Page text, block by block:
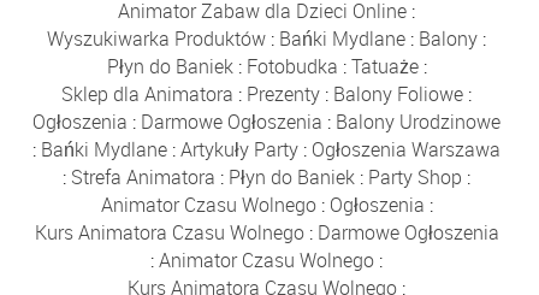
Animator Zabaw dla Dzieci Online :
Wyszukiwarka Produktów : Bańki Mydlane : Balony :
Płyn do Baniek: Fotobudka :Tatuaże:
Sklep dla Animatora : Prezenty : Balony Foliowe :
Ogłoszenia : Darmowe Ogłoszenia : Balony Urodzinowe
: Bańki Mydlane :Artykuły Party : Ogłoszenia Warszawa
: Strefa Animatora : Płyn do Baniek : Party Shop :
Animator Czasu Wolnego: Ogłoszenia :
Kurs Animatora Czasu Wolnego: Darmowe Ogłoszenia
:Animator Czasu Wolnego :
Kurs Animatora Czasu Wolnego :